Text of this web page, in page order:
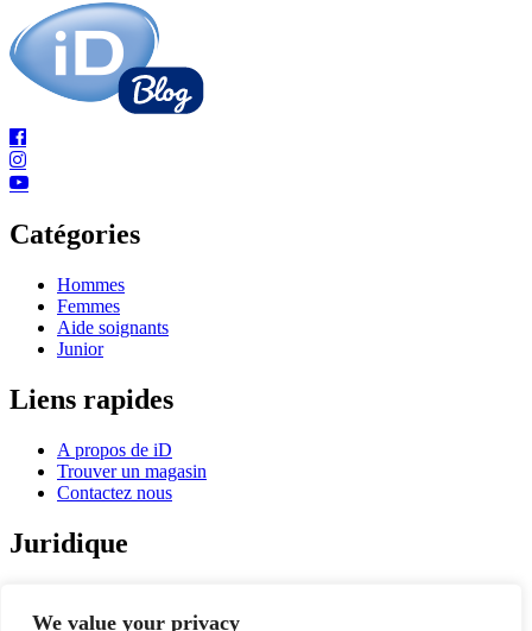
We value your privacy
Catégories
Hommes
Femmes
Aide soignants
Junior
Liens rapides
A propos de iD
Trouver un magasin
Contactez nous
Juridique
Politique relative aux cookies